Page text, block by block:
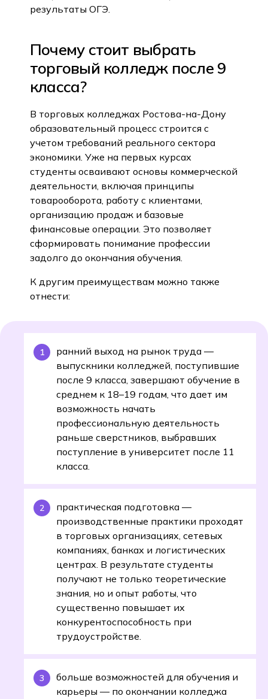
результаты ОГЭ.
Почему стоит выбрать
торговый колледж после 9
класса?
В торговых колледжах Ростова-на-Дону
образовательный процесс строится с
учетом требований реального сектора
экономики. Уже на первых курсах
студенты осваивают основы коммерческой
деятельности, включая принципы
товарооборота, работу с клиентами,
организацию продаж и базовые
финансовые операции. Это позволяет
сформировать понимание профессии
задолго до окончания обучения.
К другим преимуществам можно также
отнести:
ранний выход на рынок труда —
выпускники колледжей, поступившие
после 9 класса, завершают обучение в
среднем к 18–19 годам, что дает им
возможность начать
профессиональную деятельность
раньше сверстников, выбравших
поступление в университет после 11
класса.
практическая подготовка —
производственные практики проходят
в торговых организациях, сетевых
компаниях, банках и логистических
центрах. В результате студенты
получают не только теоретические
знания, но и опыт работы, что
существенно повышает их
конкурентоспособность при
трудоустройстве.
больше возможностей для обучения и
карьеры — по окончании колледжа